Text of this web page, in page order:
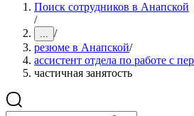
Поиск сотрудников в Анапской
/
... /
резюме в Анапской/
ассистент отдела по работе с
частичная занятость